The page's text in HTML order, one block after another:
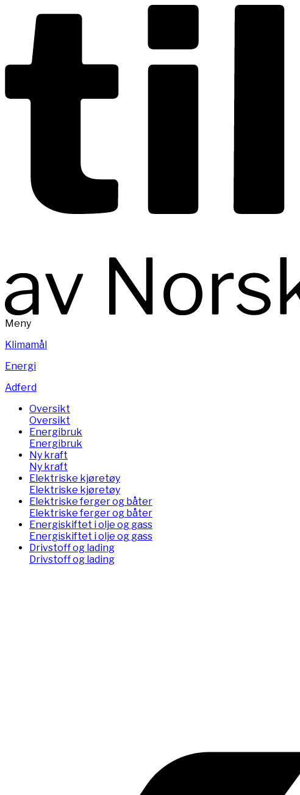
Meny
Klimamål
Energi
Adferd
Oversikt
Oversikt
Energibruk
Energibruk
Ny kraft
Ny kraft
Elektriske kjøretøy
Elektriske kjøretøy
Elektriske ferger og båter
Elektriske ferger og båter
Energiskiftet i olje og gass
Energiskiftet i olje og gass
Drivstoff og lading
Drivstoff og lading